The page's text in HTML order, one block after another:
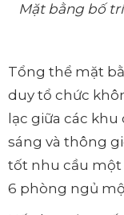
Mặt bằng bố
Tổng thể mặt
duy tổ chức
lạc giữa các
sáng và thông
tốt nhu cầu một
6 phòng ngủ